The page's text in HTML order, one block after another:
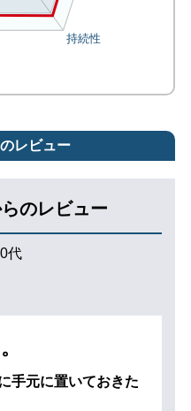
レビュー
のレビュー
代
手元に置いておきた